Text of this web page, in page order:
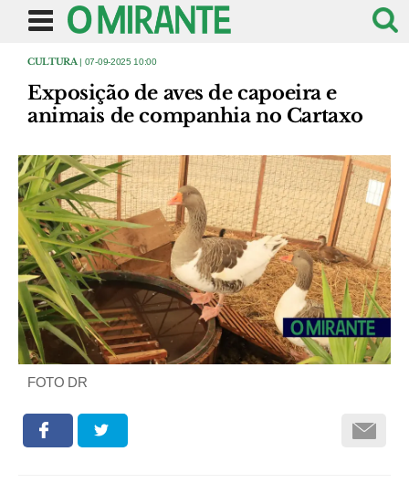
CULTURA | 07-09-2025 10:00
Exposição de aves de capoeira e
animais de companhia no Cartaxo
FOTO DR